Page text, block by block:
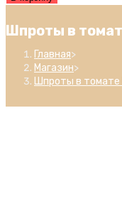
Шпроты в
Главная>
Магазин>
Шпроты в томате